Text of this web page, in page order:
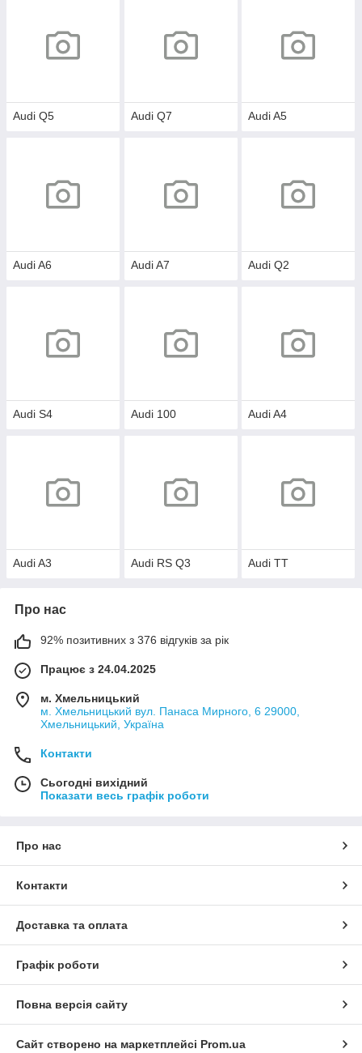
Audi Q5 Audi Q7 Audi A5
Audi A6 Audi A7 Audi Q2
Audi S4 Audi 100 Audi A4
Audi A3 Audi RS Q3 Audi TT
Про нас
92% позитивних з 376 відгуків за рік
Працює з 24.04.2025
м. Хмельницький
м. Хмельницький вул. Панаса Мирного, 6 29000,
Хмельницький, Україна
Контакти
Сьогодні вихідний
Показати весь графік роботи
Про нас
Контакти
Доставка та оплата
Графік роботи
Повна версія сайту
Сайт створено на маркетплейсі Prom.ua